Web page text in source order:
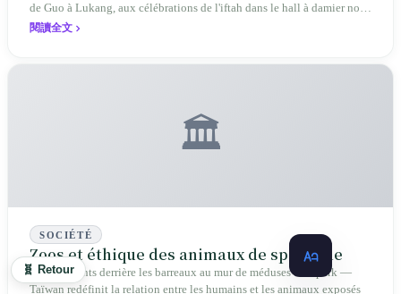
de Guo à Lukang, aux célébrations de l'iftah dans le hall à damier noir
et blanc de la gare de Taipei, Taïwan traverse une reconstruction
閱讀全文
🏛️
SOCIÉTÉ
Zoos et éthique des animaux de spectacle
Des éléphants derrière les barreaux au mur de méduses de Xpark —
Taïwan redéfinit la relation entre les humains et les animaux exposés
🧬 Retour